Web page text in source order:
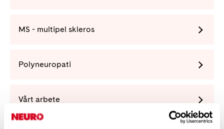
MS - multipel skleros
Polyneuropati
Vårt arbete